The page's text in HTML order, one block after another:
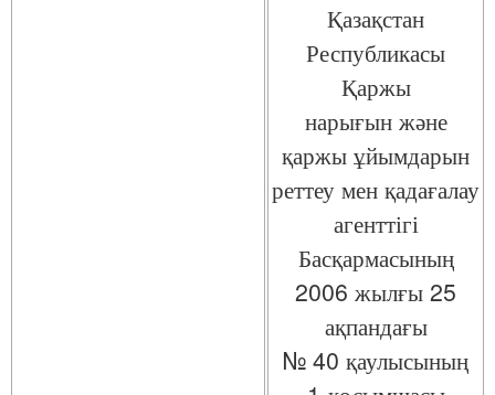
Қазақстан
Республикасы
Қаржы
нарығын және
қаржы ұйымдарын
реттеу мен қадағалау
агенттігі
Басқармасының
2006 жылғы 25
ақпандағы
№ 40 қаулысының